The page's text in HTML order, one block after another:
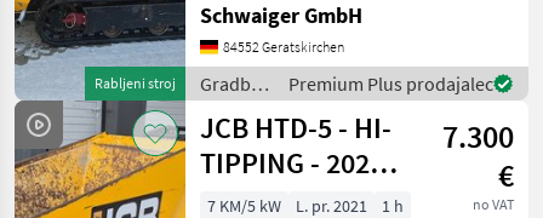
Rabljeni stroj
Schwaiger GmbH
84552 Geratskirchen
Gradbeni
stroji /
JCB
Premium Plus prodajalec
JCB HTD-5 - HI-
TIPPING - 2021
YEAR
7.300
€
no VAT
7 KM/5 kW L. pr. 2021
1 h